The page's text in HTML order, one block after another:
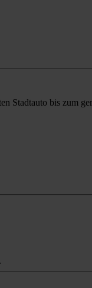
Stadtauto bis zum